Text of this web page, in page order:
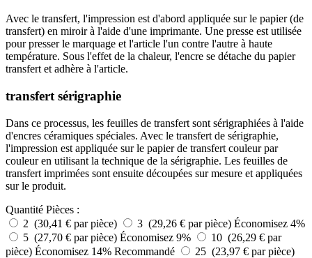
Avec le transfert, l'impression est d'abord appliquée sur le papier (de
transfert) en miroir à l'aide d'une imprimante. Une presse est utilisée
pour presser le marquage et l'article l'un contre l'autre à haute
température. Sous l'effet de la chaleur, l'encre se détache du papier
transfert et adhère à l'article.
transfert sérigraphie
Dans ce processus, les feuilles de transfert sont sérigraphiées à l'aide
d'encres céramiques spéciales. Avec le transfert de sérigraphie,
l'impression est appliquée sur le papier de transfert couleur par
couleur en utilisant la technique de la sérigraphie. Les feuilles de
transfert imprimées sont ensuite découpées sur mesure et appliquées
sur le produit.
Quantité Pièces :
2 (30,41 € par pièce)
3 (29,26 € par pièce) Économisez 4%
5 (27,70 € par pièce) Économisez 9%
10 (26,29 € par
pièce) Économisez 14% Recommandé
25 (23,97 € par pièce)